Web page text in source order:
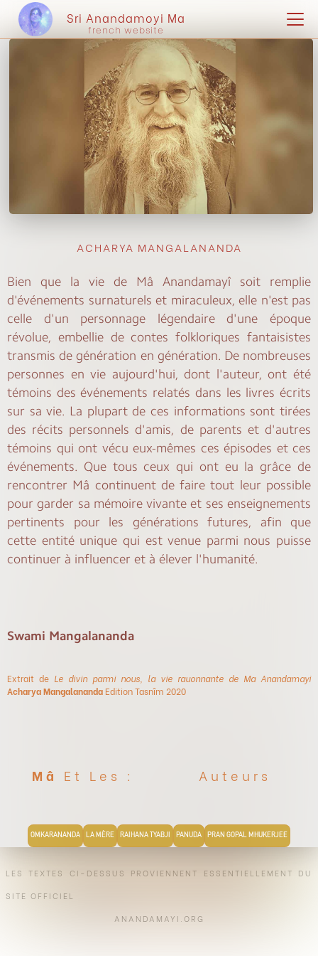
Sri Anandamoyi Ma
french website
ACHARYA MANGALANANDA
Bien que la vie de Mâ Anandamayî soit remplie
d'événements surnaturels et miraculeux, elle n'est pas
celle d'un personnage légendaire d'une époque
révolue, embellie de contes folkloriques fantaisistes
transmis de génération en génération. De nombreuses
personnes en vie aujourd'hui, dont l'auteur, ont été
témoins des événements relatés dans les livres écrits
sur sa vie. La plupart de ces informations sont tirées
des récits personnels d'amis, de parents et d'autres
témoins qui ont vécu eux-mêmes ces épisodes et ces
événements. Que tous ceux qui ont eu la grâce de
rencontrer Mâ continuent de faire tout leur possible
pour garder sa mémoire vivante et ses enseignements
pertinents pour les générations futures, afin que
cette entité unique qui est venue parmi nous puisse
continuer à influencer et à élever l'humanité.
Swami Mangalananda
Extrait de Le divin parmi nous, la vie rauonnante de Ma Anandamayi
Acharya Mangalananda Edition Tasnîm 2020
Mâ Et Les : Auteurs
OMKARANANDA LA MÈRE RAIHANA TYABJI PANUDA PRAN GOPAL MHUKERJEE
LES TEXTES CI-DESSUS PROVIENNENT ESSENTIELLEMENT DU
SITE OFFICIEL
ANANDAMAYI.ORG